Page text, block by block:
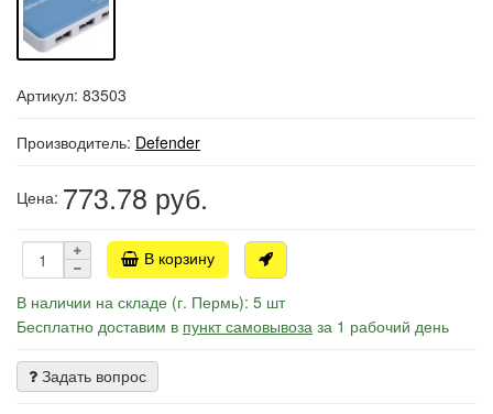
Артикул: 83503
Производитель: Defender
Цена: 773.78 руб.
В корзину
В наличии на складе (г. Пермь): 5 шт
Бесплатно доставим в пункт самовывоза за 1 рабочий день
Задать вопрос